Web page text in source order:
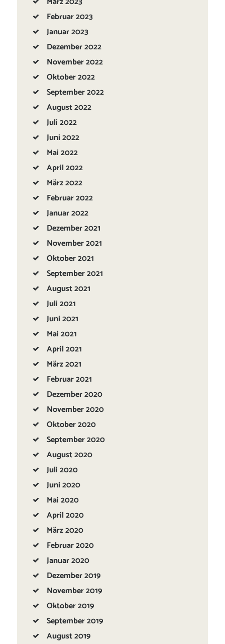
Februar2023
Januar2023
Dezember2022
November2022
Oktober2022
September2022
August2022
Juli2022
Juni2022
Mai2022
April2022
März2022
Februar2022
Januar2022
Dezember2021
November2021
Oktober2021
September2021
August2021
Juli2021
Juni2021
Mai2021
April2021
März2021
Februar2021
Dezember2020
November2020
Oktober2020
September2020
August2020
Juli2020
Juni2020
Mai2020
April2020
März2020
Februar2020
Januar2020
Dezember2019
November2019
Oktober2019
September2019
August2019